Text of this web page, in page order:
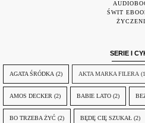
ŚWIT
SERIE I
AGATA ŚRÓDKA (2) AKTA MARKA FILERA
AMOS DECKER (2) BABIE LATO (2)
BO TRZEBA ŻYĆ (2) BĘDĘ CIĘ SZUKAŁ (2)